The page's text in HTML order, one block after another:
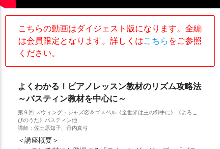
こちらの動画はダイジェスト版になります。全編
は会員限定となります。詳しくはこちら をご参照
ください。
よくわかる！ピアノレッスン教材のリズム攻略法
～バスティン教材を中心に～
第９回 スウィング・ジャズ②＆ゴスペル《全世界は主の御手に》《よろこ
びのうた》バスティン他
講師：佐土原知子、丹内真弓
＜講座概要＞